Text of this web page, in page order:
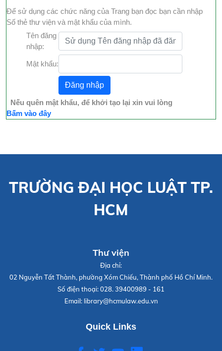
Để sử dụng các chức năng của Trang bạn đọc bạn cần nhập
Số thẻ thư viện và mật khẩu của mình.
Tên đăng
nhập:
Mật khẩu:
Nếu quên mật khẩu, để khởi tạo lại xin vui lòng
Bấm vào đây
TRƯỜNG ĐẠI HỌC LUẬT TP.
HCM
Thư viện
Địa chỉ:
02 Nguyễn Tất Thành, phường Xóm Chiếu, Thành phố Hồ Chí Minh.
Số điện thoại:028. 39400989 - 161
Email: library@hcmulaw.edu.vn
Quick Links